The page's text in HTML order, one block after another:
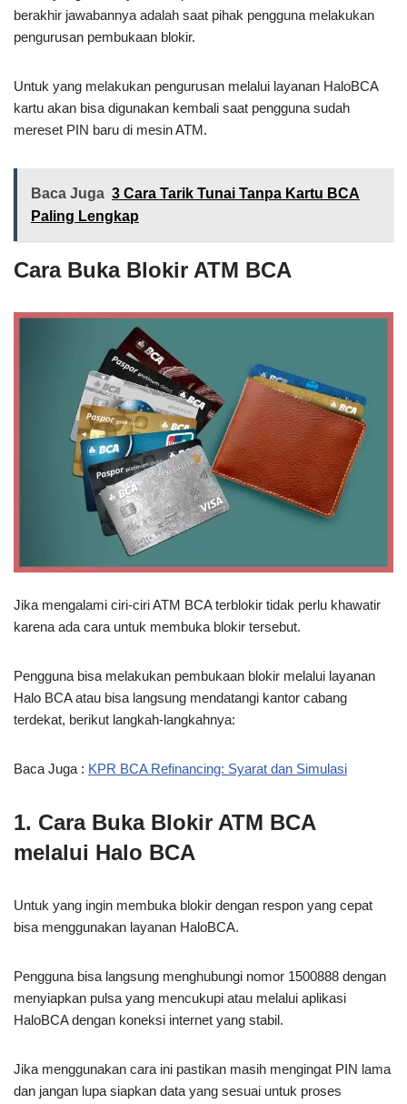
berakhir jawabannya adalah saat pihak pengguna melakukan
pengurusan pembukaan blokir.
Untuk yang melakukan pengurusan melalui layanan HaloBCA
kartu akan bisa digunakan kembali saat pengguna sudah
mereset PIN baru di mesin ATM.
Baca Juga 3 Cara Tarik Tunai Tanpa Kartu BCA
Paling Lengkap
Cara Buka Blokir ATM BCA
Jika mengalami ciri-ciri ATM BCA terblokir tidak perlu khawatir
karena ada cara untuk membuka blokir tersebut.
Pengguna bisa melakukan pembukaan blokir melalui layanan
Halo BCA atau bisa langsung mendatangi kantor cabang
terdekat, berikut langkah-langkahnya:
Baca Juga : KPR BCA Refinancing: Syarat dan Simulasi
1. Cara Buka Blokir ATM BCA
melalui Halo BCA
Untuk yang ingin membuka blokir dengan respon yang cepat
bisa menggunakan layanan HaloBCA.
Pengguna bisa langsung menghubungi nomor 1500888 dengan
menyiapkan pulsa yang mencukupi atau melalui aplikasi
HaloBCA dengan koneksi internet yang stabil.
Jika menggunakan cara ini pastikan masih mengingat PIN lama
dan jangan lupa siapkan data yang sesuai untuk proses